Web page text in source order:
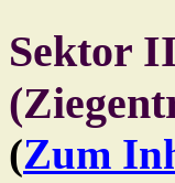
Sektor
(Zum